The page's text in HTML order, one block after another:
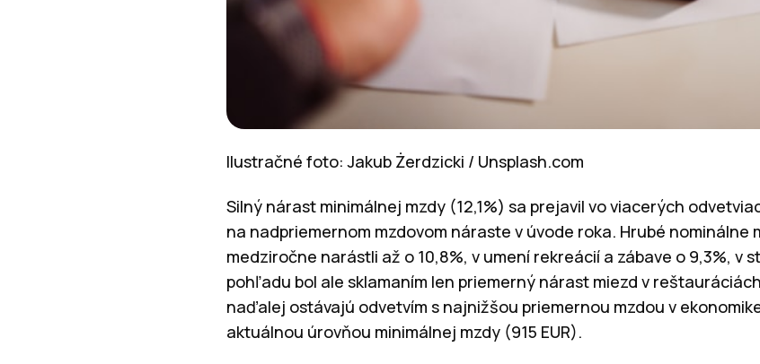
Ilustračné foto: Jakub Żerdzicki / Unsplash.com
Silný nárast minimálnej mzdy (12,1%) sa prejavil vo viacerých
na nadpriemernom mzdovom náraste v úvode roka. Hrubé nominálne
medziročne narástli až o 10,8%, v umení rekreácií a zábave o 9,3%, v
pohľadu bol ale sklamaním len priemerný nárast miezd v
naďalej ostávajú odvetvím s najnižšou priemernou mzdou v
aktuálnou úrovňou minimálnej mzdy (915 EUR).